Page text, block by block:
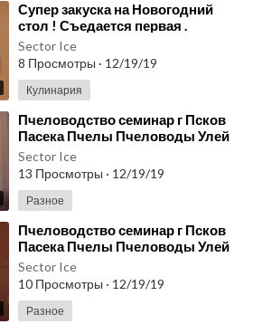
⁣Супер закуска на Новогодний
стол ! Съедается первая .
Sector Ice
8 Просмотры · 12/19/19
Кулинария
⁣Пчеловодство семинар г Псков
Пасека Пчелы Пчеловоды Улей
Карника Бакфаст Пчелосемья
Часть 11
Sector Ice
13 Просмотры · 12/19/19
Разное
⁣Пчеловодство семинар г Псков
Пасека Пчелы Пчеловоды Улей
Карника Бакфаст Пчелосемья
Часть 3
Sector Ice
10 Просмотры · 12/19/19
Разное